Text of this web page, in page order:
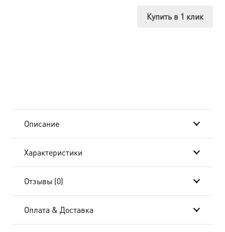
6115
Купить в 1 клик
Описание
Характеристики
Отзывы (0)
Оплата & Доставка